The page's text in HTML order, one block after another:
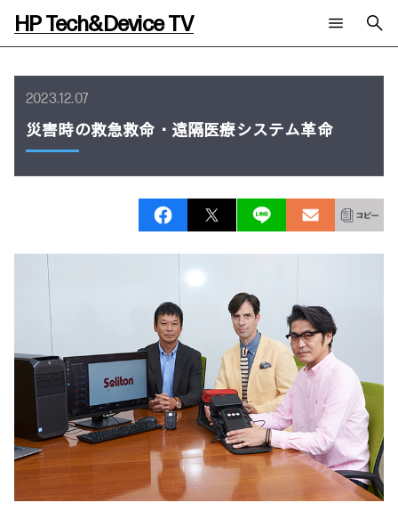
HP Tech&Device TV
全てのコンテンツ
製品トレンド & レビュー
ハイブリッドワーク
ワークステーション
タグ
イベントレポート
AI PC
AIワークステーション
WXP（DEXツール）
タグ一覧
イベント・セミナー情報
コラム一覧
ご相談
メールニュース会員登録
日本HP 公式Webサイト
2023.12.07
災害時の救急救命・遠隔医療システム革命